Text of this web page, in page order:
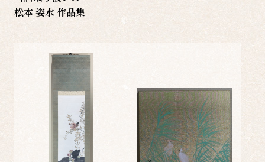
松本 姿水 作品集